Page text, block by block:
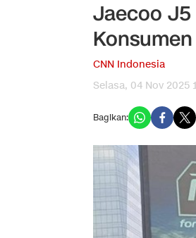
Jaecoo J5
Konsumen
CNN Indonesia
Selasa, 04 Nov 2025
Bagikan: